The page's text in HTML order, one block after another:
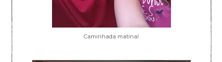
Caminhada matinal